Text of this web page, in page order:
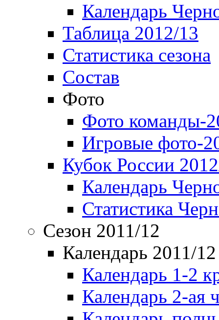
Календарь
Таблица 2012/13
Статистика сезона
Состав
Фото
Фото команды-
Игровые фото-
Кубок России
Календарь
Статистика
Сезон 2011/12
Календарь 2011/12
Календарь 1-2
Календарь 2-ая